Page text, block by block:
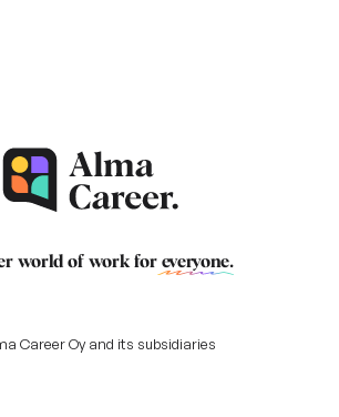
world of work for everyone.
Career Oy and its subsidiaries